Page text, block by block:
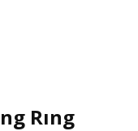
Rıng